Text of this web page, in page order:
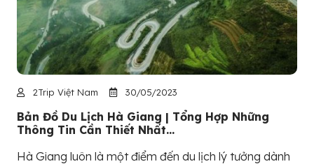
2Trip Việt Nam 30/05/2023
Bản Đồ Du Lịch Hà Giang | Tổng Hợp Những
Thông Tin Cần Thiết Nhất...
Hà Giang luôn là một điểm đến du lịch lý tưởng dành